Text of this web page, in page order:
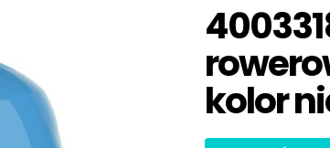
kolor